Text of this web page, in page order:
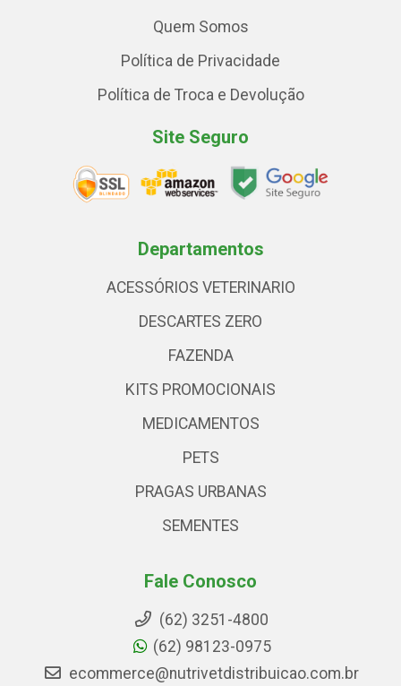
Quem Somos
Política de Privacidade
Política de Troca e Devolução
Site Seguro
Departamentos
ACESSÓRIOS VETERINARIO
DESCARTES ZERO
FAZENDA
KITS PROMOCIONAIS
MEDICAMENTOS
PETS
PRAGAS URBANAS
SEMENTES
Fale Conosco
(62) 3251-4800
(62) 98123-0975
ecommerce@nutrivetdistribuicao.com.br